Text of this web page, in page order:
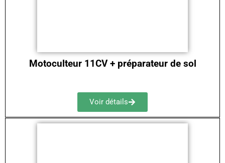
Motoculteur 11CV + préparateur de sol
Voir détails